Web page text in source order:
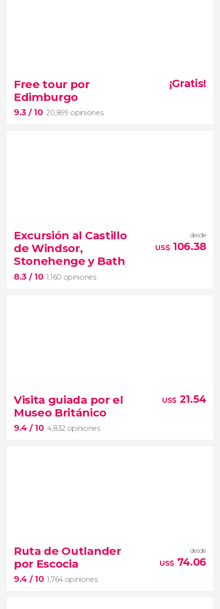
5,408 opiniones
historia de los asesinatos de 1888
Free tour por
Edimburgo
9.3 / 10 20,899 opiniones
¡Gratis!
20,899 opiniones
free tour por Edimburgo
Victoria Street
Excursión al Castillo
de Windsor,
Stonehenge y Bath
8.3 / 10 1,160 opiniones
desde
US$ 106.38
1,160 opiniones
tres imprescindibles de Inglaterra
Visita guiada por el
Museo Británico
9.4 / 10 4,832 opiniones
US$ 21.54
4,832 opiniones
Museo Británico
obras más
valiosas de la colección
Ruta de Outlander
por Escocia
9.4 / 10 1,764 opiniones
desde
US$ 74.06